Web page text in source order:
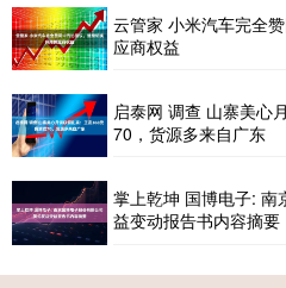
云管家 小米汽车完全
应商权益
启泰网 调查 山寨美心
70，货源多来自广东
掌上乾坤 国博电子: 南
益变动报告书内容摘要